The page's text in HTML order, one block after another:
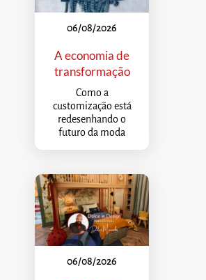
06/08/2026
A economia de
transformação
Como a
customização está
redesenhando o
futuro da moda
06/08/2026